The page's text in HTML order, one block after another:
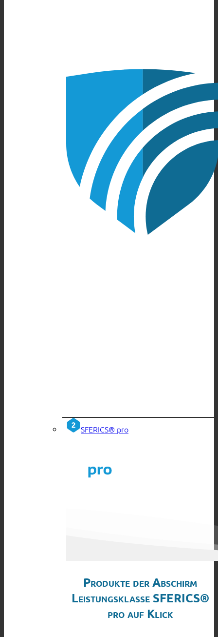
SFERICS® pro
Produkte der Abschirm
Leistungsklasse SFERICS®
pro auf Klick